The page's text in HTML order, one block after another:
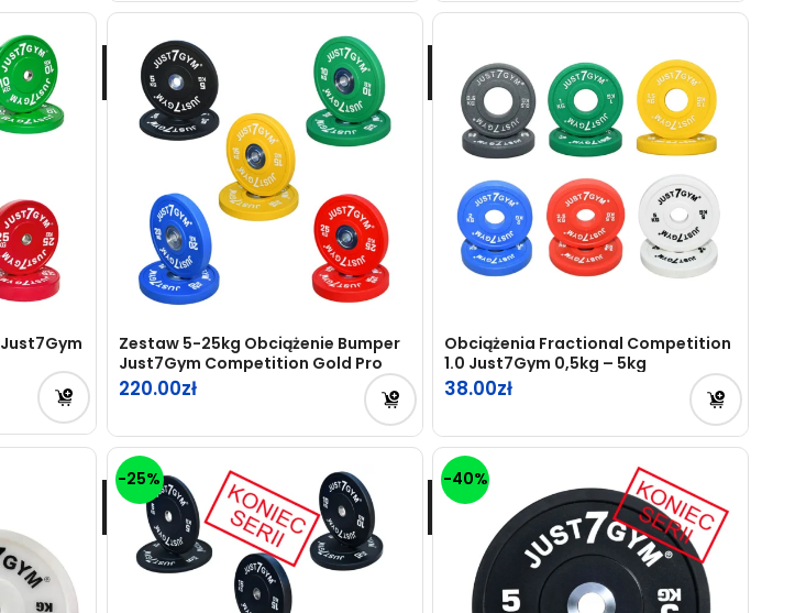
Zestaw 5-25kg Obciążenie Bumper
Just7Gym Competition Gold Pro
220.00
Obciążenia Fractional Competition
1.0 Just7Gym 0,5kg – 5kg
38.00
-25% -40%